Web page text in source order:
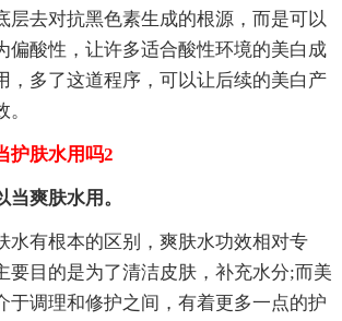
层去对抗黑色素生成的根源，而是可以
偏酸性，让许多适合酸性环境的美白成
，多了这道程序，可以让后续的美白产
肤水用吗2
当爽肤水用。
水有根本的区别，爽肤水功效相对专
要目的是为了清洁皮肤，补充水分;而美
于调理和修护之间，有着更多一点的护